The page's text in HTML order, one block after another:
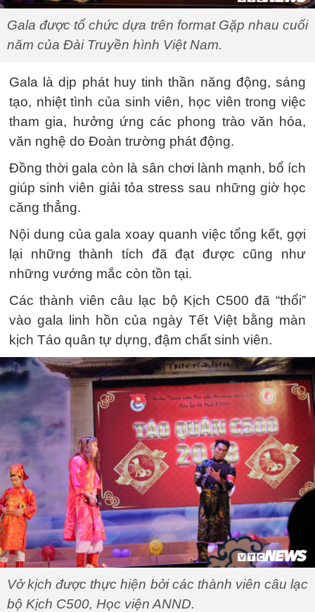
Gala được tổ chức dựa trên format Gặp nhau cuối
năm của Đài Truyền hình Việt Nam.
Gala là dịp phát huy tinh thần năng động, sáng
tạo, nhiệt tình của sinh viên, học viên trong việc
tham gia, hưởng ứng các phong trào văn hóa,
văn nghệ do Đoàn trường phát động.
Đồng thời gala còn là sân chơi lành mạnh, bổ ích
giúp sinh viên giải tỏa stress sau những giờ học
căng thẳng.
Nội dung của gala xoay quanh việc tổng kết, gợi
lại những thành tích đã đạt được cũng như
những vướng mắc còn tồn tại.
Các thành viên câu lạc bộ Kịch C500 đã “thổi”
vào gala linh hồn của ngày Tết Việt bằng màn
kịch Táo quân tự dựng, đậm chất sinh viên.
Vở kịch được thực hiện bởi các thành viên câu lạc
bộ Kịch C500, Học viện ANND.